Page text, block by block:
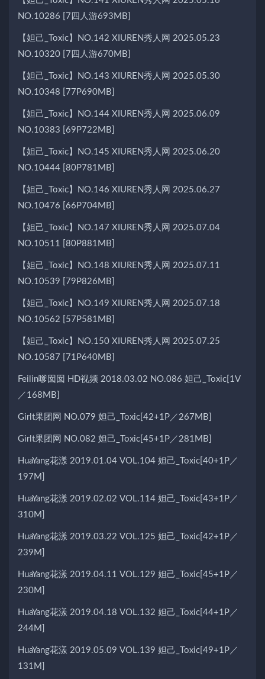
NO.10286 [7四人游693MB]
【妲己_Toxic】NO.142 XIUREN秀人网 2025.05.23
NO.10320 [7四人游670MB]
【妲己_Toxic】NO.143 XIUREN秀人网 2025.05.30
NO.10348 [77P690MB]
【妲己_Toxic】NO.144 XIUREN秀人网 2025.06.09
NO.10383 [69P722MB]
【妲己_Toxic】NO.145 XIUREN秀人网 2025.06.20
NO.10444 [80P781MB]
【妲己_Toxic】NO.146 XIUREN秀人网 2025.06.27
NO.10476 [66P704MB]
【妲己_Toxic】NO.147 XIUREN秀人网 2025.07.04
NO.10511 [80P881MB]
【妲己_Toxic】NO.148 XIUREN秀人网 2025.07.11
NO.10539 [79P826MB]
【妲己_Toxic】NO.149 XIUREN秀人网 2025.07.18
NO.10562 [57P581MB]
【妲己_Toxic】NO.150 XIUREN秀人网 2025.07.25
NO.10587 [71P640MB]
Feilin嗲囡囡 HD视频 2018.03.02 NO.086 妲己_Toxic[1V
／168MB]
Girlt果团网 NO.079 妲己_Toxic[42+1P／267MB]
Girlt果团网 NO.082 妲己_Toxic[45+1P／281MB]
HuaYang花漾 2019.01.04 VOL.104 妲己_Toxic[40+1P／
197M]
HuaYang花漾 2019.02.02 VOL.114 妲己_Toxic[43+1P／
310M]
HuaYang花漾 2019.03.22 VOL.125 妲己_Toxic[42+1P／
239M]
HuaYang花漾 2019.04.11 VOL.129 妲己_Toxic[45+1P／
230M]
HuaYang花漾 2019.04.18 VOL.132 妲己_Toxic[44+1P／
244M]
HuaYang花漾 2019.05.09 VOL.139 妲己_Toxic[49+1P／
131M]